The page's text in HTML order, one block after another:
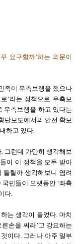
요구할까’하는 의문이
족이 우측보행을 했으나
’라는 정책으로 우측보
우측보행을 하고 있다는
단보도에서의 안전 확보
하고 있다.
그런데 가만히 생각해보
이 이 정책을 모두 받아
들릴까 생각해보니 염려
민들이 오랫동안 ‘좌측
다.
는 생각이 들었다. 마치
손을 써라’고 강요하는
이다. 그러나 아주 일부